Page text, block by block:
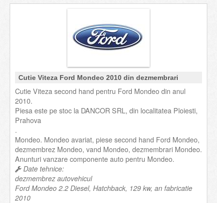
Cutie Viteza Ford Mondeo 2010 din dezmembrari
Cutie Viteza second hand pentru Ford Mondeo din anul
2010.
Piesa este pe stoc la DANCOR SRL, din localitatea Ploiesti,
Prahova
.
Mondeo. Mondeo avariat, piese second hand Ford Mondeo,
dezmembrez Mondeo, vand Mondeo, dezmembrari Mondeo.
Anunturi vanzare componente auto pentru Mondeo.
Date tehnice:
dezmembrez autovehicul
Ford Mondeo 2.2 Diesel, Hatchback, 129 kw, an fabricatie
2010